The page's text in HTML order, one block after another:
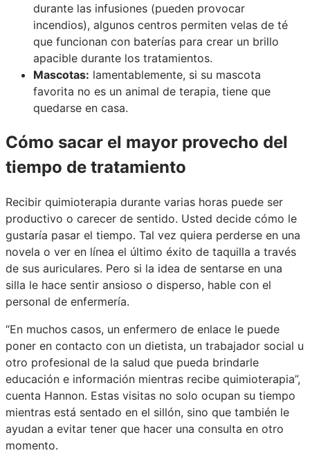
durante las infusiones (pueden provocar
incendios), algunos centros permiten velas de té
que funcionan con baterías para crear un brillo
apacible durante los tratamientos.
Mascotas: lamentablemente, si su mascota
favorita no es un animal de terapia, tiene que
quedarse en casa.
Cómo sacar el mayor provecho del
tiempo de tratamiento
Recibir quimioterapia durante varias horas puede ser
productivo o carecer de sentido. Usted decide cómo le
gustaría pasar el tiempo. Tal vez quiera perderse en una
novela o ver en línea el último éxito de taquilla a través
de sus auriculares. Pero si la idea de sentarse en una
silla le hace sentir ansioso o disperso, hable con el
personal de enfermería.
“En muchos casos, un enfermero de enlace le puede
poner en contacto con un dietista, un trabajador social u
otro profesional de la salud que pueda brindarle
educación e información mientras recibe quimioterapia”,
cuenta Hannon. Estas visitas no solo ocupan su tiempo
mientras está sentado en el sillón, sino que también le
ayudan a evitar tener que hacer una consulta en otro
momento.